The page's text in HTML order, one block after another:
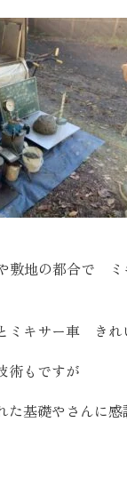
敷地の都合で
ミキサー車 きれ
術もですが
基礎やさんに感